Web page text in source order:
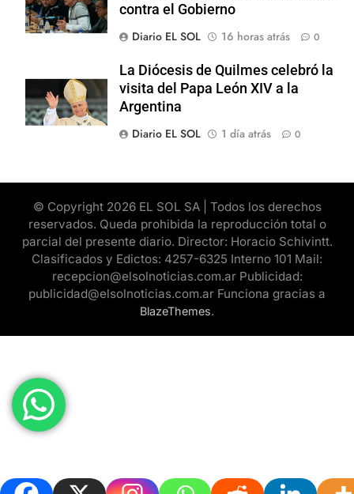
contra el Gobierno
Diario EL SOL
16 horas atrás 0
La Diócesis de Quilmes celebró la
visita del Papa León XIV a la
Argentina
Diario EL SOL
1 día atrás 0
© Copyright 2026 EL SOL SA | Todos los derechos
reservados. Queda prohibida la reproducción total o
parcial del presente diario. Director: Horacio Schivintt.
Clasificados y Edictos: 4257-6325 Interno 101 Mail:
recepcion@elsolnoticias.com.ar Publicidad:
publicidad@elsolnoticias.com.ar Funciona gracias a
BlazeThemes.